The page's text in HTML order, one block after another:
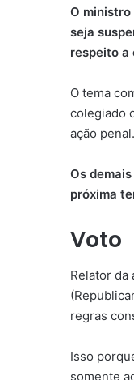
O ministro
seja
respeito a
O tema
colegiado
ação penal.
Os
próxima
Voto
Relator da
regras
Isso
somente